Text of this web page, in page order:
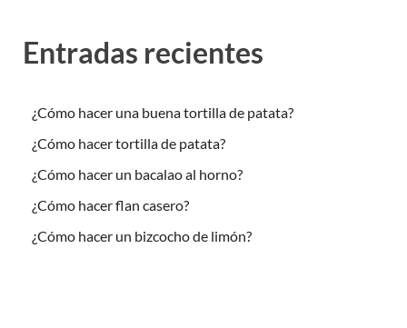
Entradas recientes
¿Cómo hacer una buena tortilla de patata?
¿Cómo hacer tortilla de patata?
¿Cómo hacer un bacalao al horno?
¿Cómo hacer flan casero?
¿Cómo hacer un bizcocho de limón?